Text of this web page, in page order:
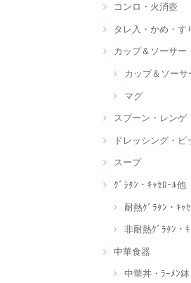
コンロ・火消壺
タレ入・かめ・す
カップ＆ソーサー
カップ＆ソーサ
マグ
スプーン・レンゲ
ドレッシング・ピ
スープ
ｸﾞﾗﾀﾝ・ｷｬｾﾛｰﾙ他
耐熱ｸﾞﾗﾀﾝ・ｷｬ
非耐熱ｸﾞﾗﾀﾝ・
中華食器
中華丼・ﾗｰﾒﾝ